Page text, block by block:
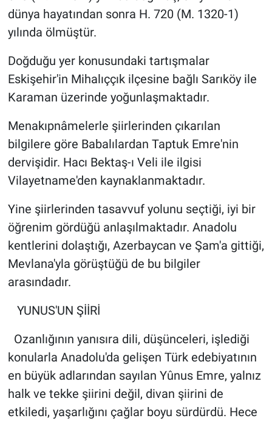
dünya hayatından sonra H. 720 (M. 1320-1)
yılında ölmüştür.
Doğduğu yer konusundaki tartışmalar
Eskişehir'in Mihalıççık ilçesine bağlı Sarıköy ile
Karaman üzerinde yoğunlaşmaktadır.
Menakıpnâmelerle şiirlerinden çıkarılan
bilgilere göre Babalılardan Taptuk Emre'nin
dervişidir. Hacı Bektaş-ı Veli ile ilgisi
Vilayetname'den kaynaklanmaktadır.
Yine şiirlerinden tasavvuf yolunu seçtiği, iyi bir
öğrenim gördüğü anlaşılmaktadır. Anadolu
kentlerini dolaştığı, Azerbaycan ve Şam'a gittiği,
Mevlana'yla görüştüğü de bu bilgiler
arasındadır.
YUNUS'UN ŞİİRİ
Ozanlığının yanısıra dili, düşünceleri, işlediği
konularla Anadolu'da gelişen Türk edebiyatının
en büyük adlarından sayılan Yûnus Emre, yalnız
halk ve tekke şiirini değil, divan şiirini de
etkiledi, yaşarlığını çağlar boyu sürdürdü. Hece